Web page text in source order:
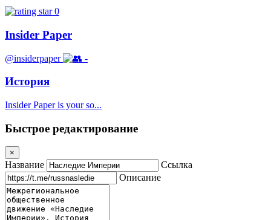
0
Insider Paper
@insiderpaper -
История
Insider Paper is your so...
Быстрое редактирование
×
Название
Ссылка
Описание